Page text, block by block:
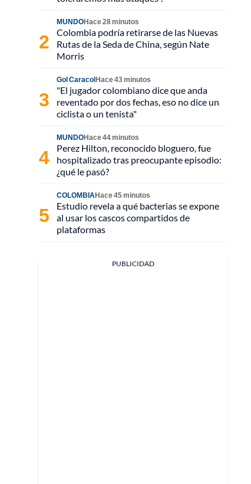
MUNDOHace 28 minutos
Colombia podría retirarse de las Nuevas
Rutas de la Seda de China, según Nate
Morris
Gol CaracolHace 43 minutos
"El jugador colombiano dice que anda
reventado por dos fechas, eso no dice un
ciclista o un tenista"
MUNDOHace 44 minutos
Perez Hilton, reconocido bloguero, fue
hospitalizado tras preocupante episodio:
¿qué le pasó?
COLOMBIAHace 45 minutos
Estudio revela a qué bacterias se expone
al usar los cascos compartidos de
plataformas
PUBLICIDAD